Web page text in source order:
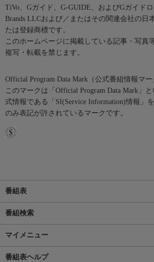
TiVo、Gガイド、G-GUIDE、およびGガイド
Brands LLCおよび／またはその関連会社の日
たは登録商標です。
このホームページに掲載している記事・写真
複写・転載を禁じます。
Official Program Data Mark（公式番組情報マー
このマークは「Official Program Data Mark」
式情報である「SI(Service Information)情報」
のみ表記が許されているマークです。
番組表
番組検索
マイメニュー
番組表ヘルプ